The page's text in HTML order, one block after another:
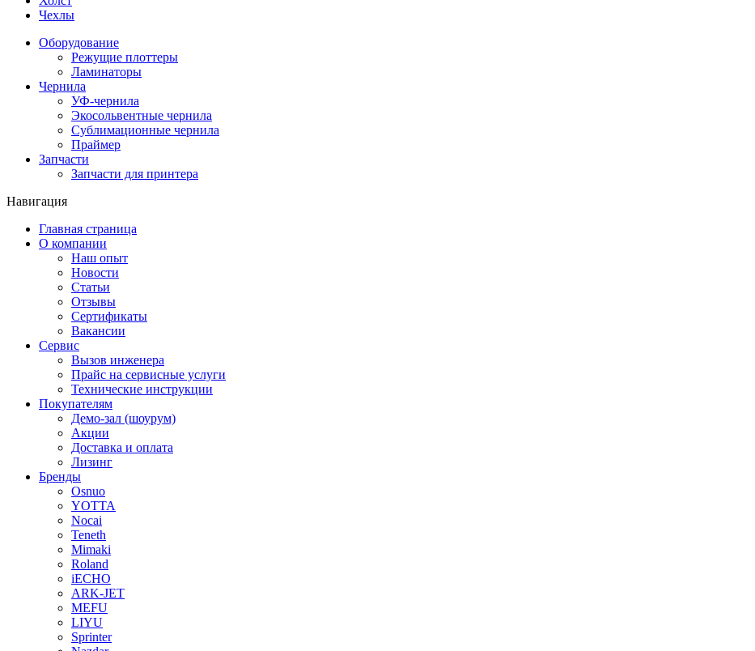
Чехлы
Оборудование
Режущие плоттеры
Ламинаторы
Чернила
УФ-чернила
Экосольвентные чернила
Сублимационные чернила
Праймер
Запчасти
Запчасти для принтера
Навигация
Главная страница
О компании
Наш опыт
Новости
Статьи
Отзывы
Сертификаты
Вакансии
Сервис
Вызов инженера
Прайс на сервисные услуги
Технические инструкции
Покупателям
Демо-зал (шоурум)
Акции
Доставка и оплата
Лизинг
Бренды
Osnuo
YOTTA
Nocai
Teneth
Mimaki
Roland
iECHO
ARK-JET
MEFU
LIYU
Sprinter